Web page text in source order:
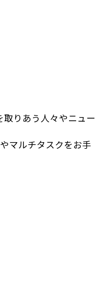
りあう人々やニュー
マルチタスクをお手